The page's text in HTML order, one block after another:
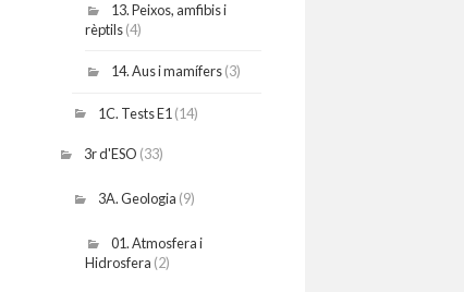
13. Peixos, amfibis i
rèptils(4)
14. Aus i mamífers(3)
1C. Tests E1 (14)
3r d'ESO (33)
3A. Geologia (9)
01. Atmosfera i
Hidrosfera (2)